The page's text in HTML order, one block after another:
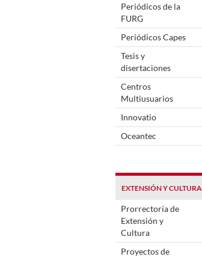
Periódicos de la
FURG
Periódicos Capes
Tesis y
disertaciones
Centros
Multiusuarios
Innovatio
Oceantec
EXTENSIÓN Y CULTURA
Prorrectoría de
Extensión y
Cultura
Proyectos de